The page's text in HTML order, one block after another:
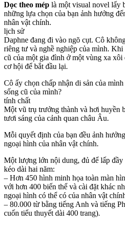
Dọc theo mép là một visual novel lấy
những lựa chọn của bạn ảnh hưởng
nhân vật chính.
lịch sử
Daphne đang đi vào ngõ cụt. Cô
riêng tư và nghề nghiệp của mình.
cũ của một gia đình ở một vùng xa xôi
cơ hội để bắt đầu lại.
Cô ấy chọn chấp nhận di sản của
sống cũ của mình?
tính chất
Một vũ trụ trưởng thành và hơi huyền
tươi sáng của cảnh quan châu Âu.
Mỗi quyết định của bạn đều ảnh
ngoại hình của nhân vật chính.
Một lượng lớn nội dung, đủ để lấp đầy
kéo dài hai năm:
– Hơn 450 hình minh họa toàn màn
với hơn 400 biến thể và cài đặt khác
ngoại hình có thể có của nhân vật
– 80.000 từ bằng tiếng Anh và tiếng
cuốn tiểu thuyết dài 400 trang).